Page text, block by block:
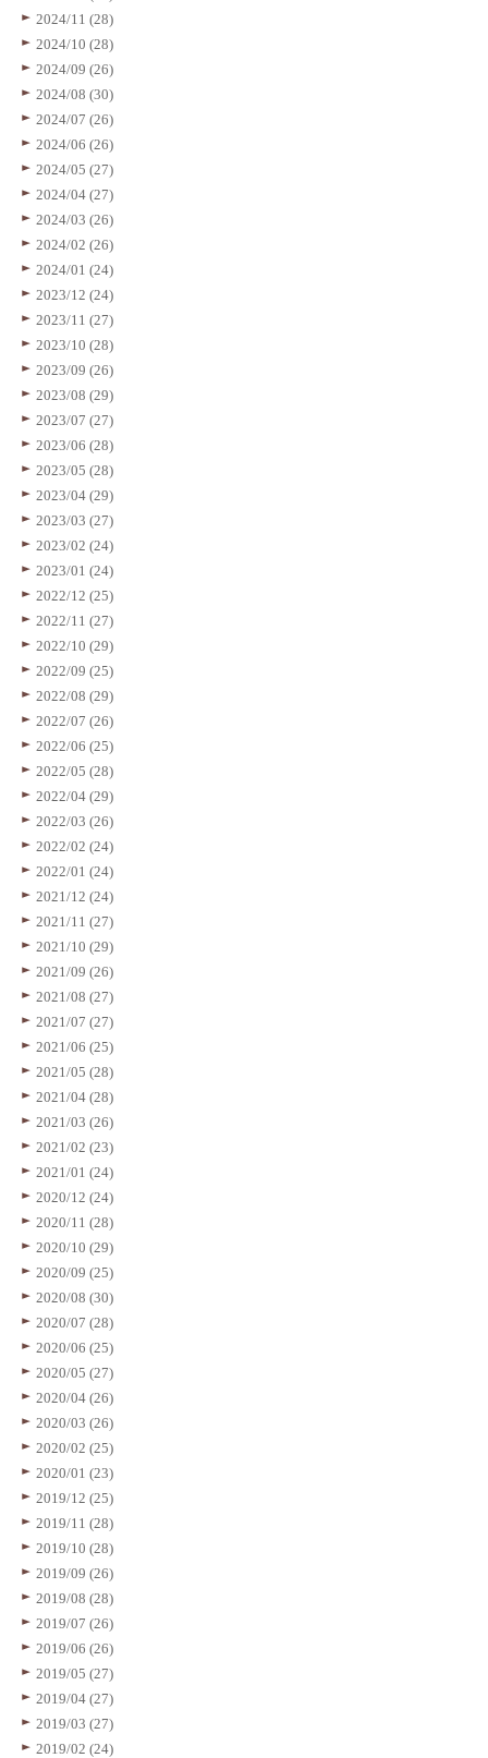
2024/11 (28)
2024/10 (28)
2024/09 (26)
2024/08 (30)
2024/07 (26)
2024/06 (26)
2024/05 (27)
2024/04 (27)
2024/03 (26)
2024/02 (26)
2024/01 (24)
2023/12 (24)
2023/11 (27)
2023/10 (28)
2023/09 (26)
2023/08 (29)
2023/07 (27)
2023/06 (28)
2023/05 (28)
2023/04 (29)
2023/03 (27)
2023/02 (24)
2023/01 (24)
2022/12 (25)
2022/11 (27)
2022/10 (29)
2022/09 (25)
2022/08 (29)
2022/07 (26)
2022/06 (25)
2022/05 (28)
2022/04 (29)
2022/03 (26)
2022/02 (24)
2022/01 (24)
2021/12 (24)
2021/11 (27)
2021/10 (29)
2021/09 (26)
2021/08 (27)
2021/07 (27)
2021/06 (25)
2021/05 (28)
2021/04 (28)
2021/03 (26)
2021/02 (23)
2021/01 (24)
2020/12 (24)
2020/11 (28)
2020/10 (29)
2020/09 (25)
2020/08 (30)
2020/07 (28)
2020/06 (25)
2020/05 (27)
2020/04 (26)
2020/03 (26)
2020/02 (25)
2020/01 (23)
2019/12 (25)
2019/11 (28)
2019/10 (28)
2019/09 (26)
2019/08 (28)
2019/07 (26)
2019/06 (26)
2019/05 (27)
2019/04 (27)
2019/03 (27)
2019/02 (24)